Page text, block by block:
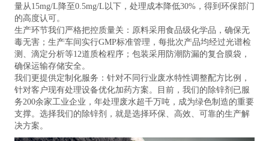
量从15mg/L降至0.5mg/L以下，处理成本降低30%，得到环保部门
的高度认可。
生产环节我们严格把控质量关：原料采用食品级化学品，确保无
毒无害；生产车间实行GMP标准管理，每批次产品均经过光谱检
测、滴定分析等12道质检程序；包装采用防潮防漏的复合膜袋，
确保运输存储安全。
我们更提供定制化服务：针对不同行业废水特性调整配方比例，
针对客户现有处理设备优化加药方案。目前，我们的除锌剂已服
务200余家工业企业，年处理废水超千万吨，成为绿色制造的重要
支撑。选择我们的除锌剂，就是选择环保、高效、可靠的生产解
决方案。